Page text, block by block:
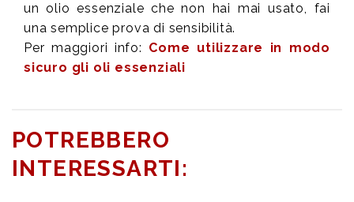
un olio essenziale che non hai mai usato, fai
una semplice prova di sensibilità.
Per maggiori info: Come utilizzare in modo
sicuro gli oli essenziali
POTREBBERO
INTERESSARTI: